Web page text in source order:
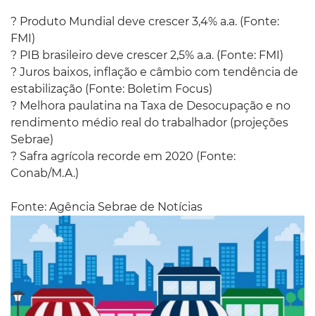
? Produto Mundial deve crescer 3,4% a.a. (Fonte:
FMI)
? PIB brasileiro deve crescer 2,5% a.a. (Fonte: FMI)
? Juros baixos, inflação e câmbio com tendência de
estabilização (Fonte: Boletim Focus)
? Melhora paulatina na Taxa de Desocupação e no
rendimento médio real do trabalhador (projeções
Sebrae)
? Safra agrícola recorde em 2020 (Fonte:
Conab/M.A.)
Fonte: Agência Sebrae de Notícias